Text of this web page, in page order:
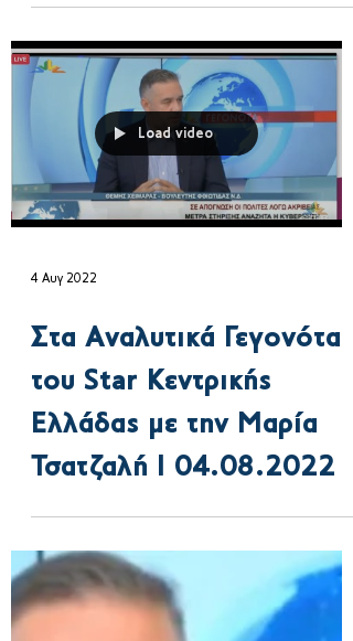
8 Αυγ 2022
Στο MegaTV και στην
εκπομπή «Κοινωνία ώρα
MEGA» Ι 09.08.2022
Load video
4 Αυγ 2022
Στα Αναλυτικά Γεγονότα
του Star Κεντρικής